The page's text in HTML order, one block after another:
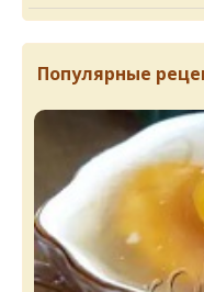
Популярные